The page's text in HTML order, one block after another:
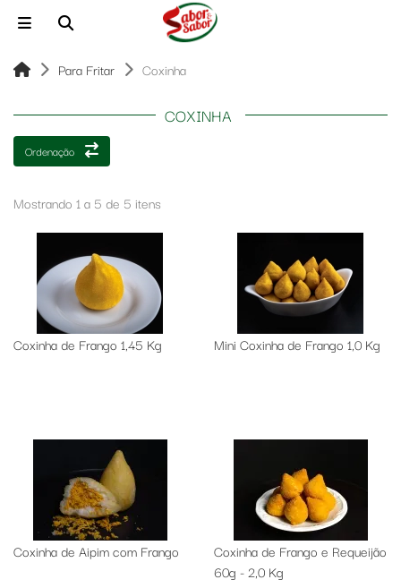
Para Fritar Coxinha
COXINHA
Ordenação
Mostrando 1 a 5 de 5 itens
Coxinha de Frango 1,45 Kg Mini Coxinha de Frango 1,0 Kg
Coxinha de Aipim com Frango
Coxinha de Frango e Requeijão
60g - 2,0 Kg